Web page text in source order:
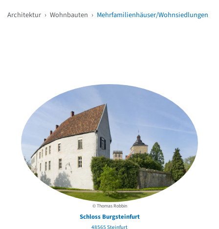
Architektur › Wohnbauten › Mehrfamilienhäuser/Wohnsiedlungen
© Thomas Robbin
Schloss Burgsteinfurt
48565 Steinfurt